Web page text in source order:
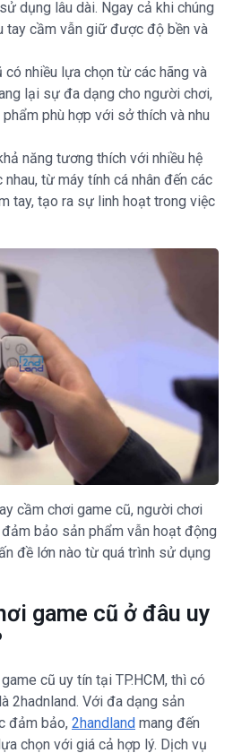
dụng lâu dài. Ngay cả khi chúng
tay cầm vẫn giữ được độ bền và
nhiều lựa chọn từ các hãng và
lại sự đa dạng cho người chơi,
phù hợp với sở thích và nhu
năng tương thích với nhiều hệ
từ máy tính cá nhân đến các
tay, tạo ra sự linh hoạt trong việc
cầm chơi game cũ, người chơi
bảo sản phẩm vẫn hoạt động
đề lớn nào từ quá trình sử dụng
game cũ ở đâu uy
cũ uy tín tại TP.HCM, thì có
2hadnland. Với đa dạng sản
đảm bảo, 2handland mang đến
chọn với giá cả hợp lý. Dịch vụ